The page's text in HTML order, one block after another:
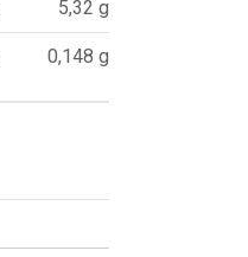
5,32 g
0,148 g